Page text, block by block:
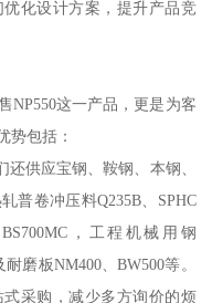
化设计方案，提升产品竞
NP550这一产品，更是为客
势包括：
还供应宝钢、鞍钢、本钢、
普卷冲压料Q235B、SPHC
，工程机械用钢
磨板NM400、BW500等。
采购，减少多方询价的烦